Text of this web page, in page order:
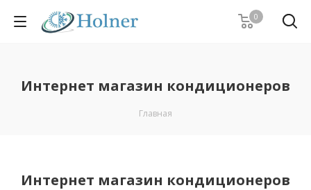
0
Интернет магазин кондиционеров
Главная
Интернет магазин кондиционеров